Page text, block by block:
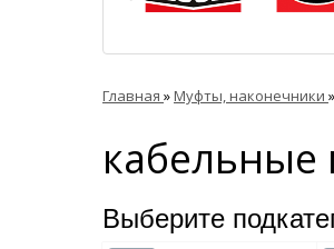
Главная »Муфты, наконечники »
Выберите